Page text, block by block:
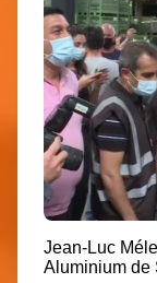
Jean-Luc
Aluminium de